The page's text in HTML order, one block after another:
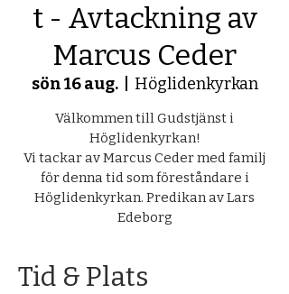
t - Avtackning av
Marcus Ceder
sön 16 aug.
  |
Höglidenkyrkan
Välkommen till Gudstjänst i
Höglidenkyrkan!
Vi tackar av Marcus Ceder med familj
för denna tid som föreståndare i
Höglidenkyrkan. Predikan av Lars
Edeborg
Tid & Plats